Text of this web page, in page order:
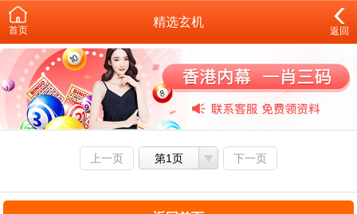
首页
精选玄机
返回
上一页 第1页 下一页